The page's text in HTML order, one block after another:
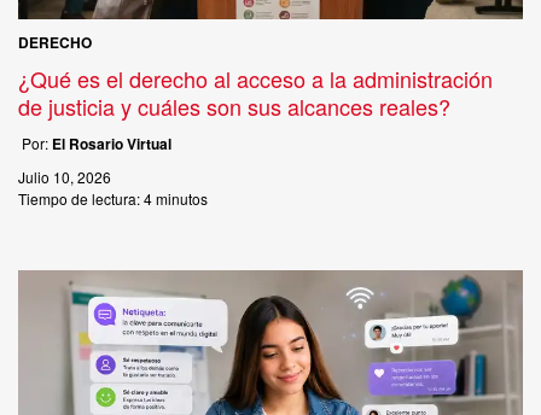
DERECHO
¿Qué es el derecho al acceso a la administración
de justicia y cuáles son sus alcances reales?
Por: El Rosario Virtual
Julio 10, 2026
Tiempo de lectura:4 minutos